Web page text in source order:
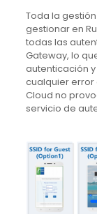
Toda la
gestionar en
todas las
Gateway, lo
autenticación
cualquier error
Cloud no
servicio de